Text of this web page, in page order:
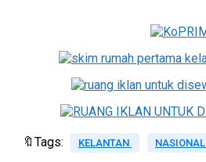
🔖Tags: KELANTAN NASIONAL